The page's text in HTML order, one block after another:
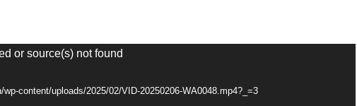
or source(s) not found
content/uploads/2025/02/VID-20250206-WA0048.mp4?_=3